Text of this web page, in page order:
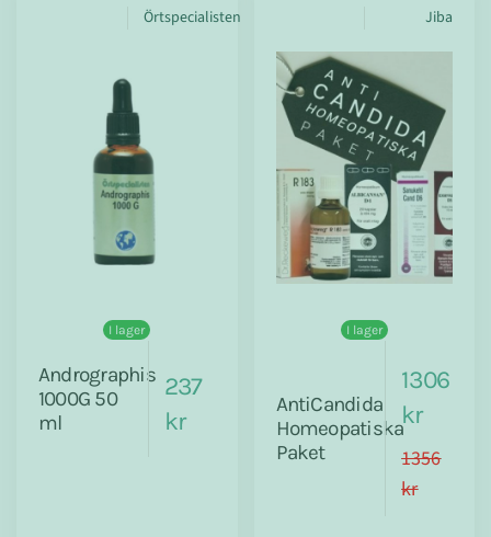
Örtspecialisten
I lager
Andrographis
1000G 50
ml
237
kr
Jiba
I lager
AntiCandida
Homeopatiska
Paket
1306
kr
1356
kr